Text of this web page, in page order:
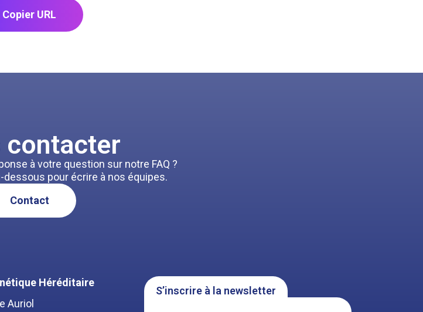
Copier URL
contacter
à votre question sur notre FAQ ?
pour écrire à nos équipes.
Contact
Héréditaire
Auriol
S’inscrire à la newsletter